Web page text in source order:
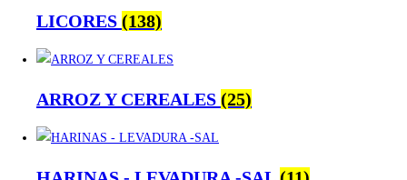
LICORES (138)
ARROZ Y CEREALES (25)